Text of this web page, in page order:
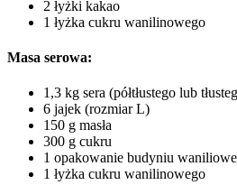
2 łyżki kakao
1 łyżka cukru wanilinowego
Masa serowa:
1,3 kg sera (półtłustego lub
6 jajek (rozmiar L)
150 g masła
300 g cukru
1 opakowanie budyniu
1 łyżka cukru wanilinowego